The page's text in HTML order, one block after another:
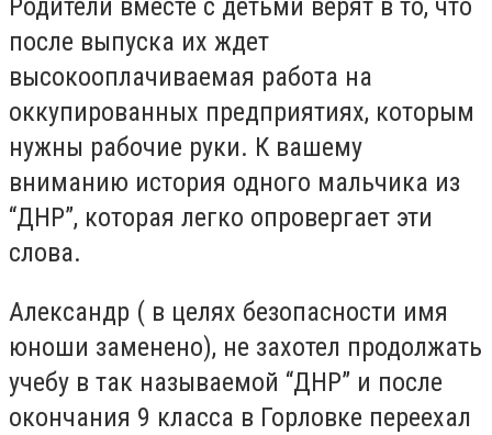
Родители вместе с детьми верят в то, что
после выпуска их ждет
высокооплачиваемая работа на
оккупированных предприятиях, которым
нужны рабочие руки. К вашему
вниманию история одного мальчика из
“ДНР”, которая легко опровергает эти
слова.
Александр ( в целях безопасности имя
юноши заменено), не захотел продолжать
учебу в так называемой “ДНР” и после
окончания 9 класса в Горловке переехал